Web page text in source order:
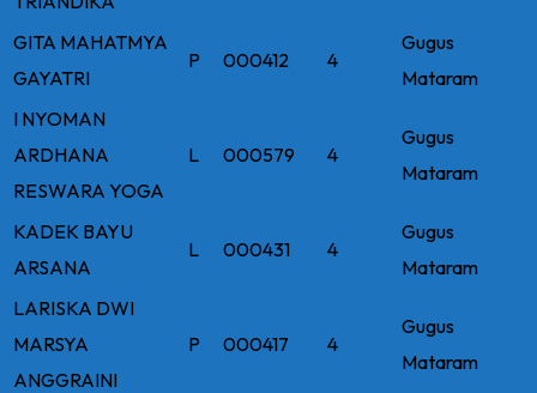
GITA MAHATMYA
GAYATRI
P 000412 4
Gugus
Mataram
I NYOMAN
ARDHANA
RESWARA YOGA
L 000579 4
Gugus
Mataram
KADEK BAYU
ARSANA
L 000431 4
Gugus
Mataram
LARISKA DWI
MARSYA
ANGGRAINI
P 000417 4
Gugus
Mataram